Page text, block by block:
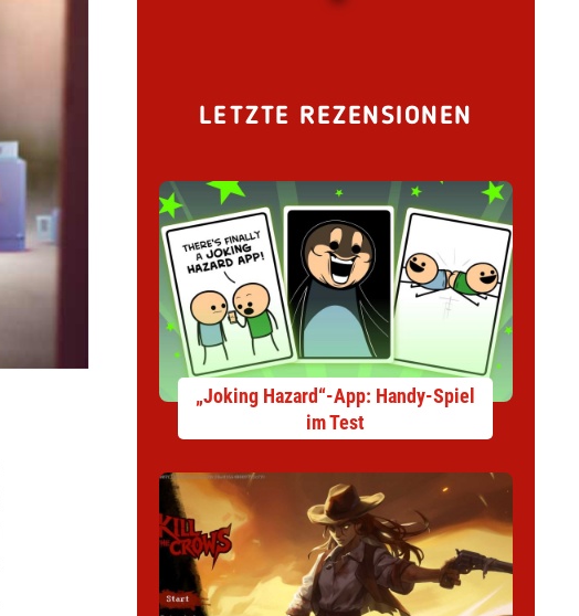
LETZTE REZENSIONEN
„Joking Hazard“-App: Handy-Spiel
im Test